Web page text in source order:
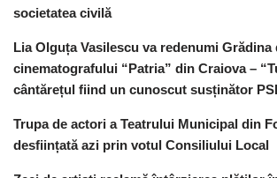
societatea civilă
Lia Olguța Vasilescu va redenumi Grădina
cinematografului “Patria” din Craiova –
cântărețul fiind un cunoscut susținător
Trupa de actori a Teatrului Municipal din
desființată azi prin votul Consiliului Local